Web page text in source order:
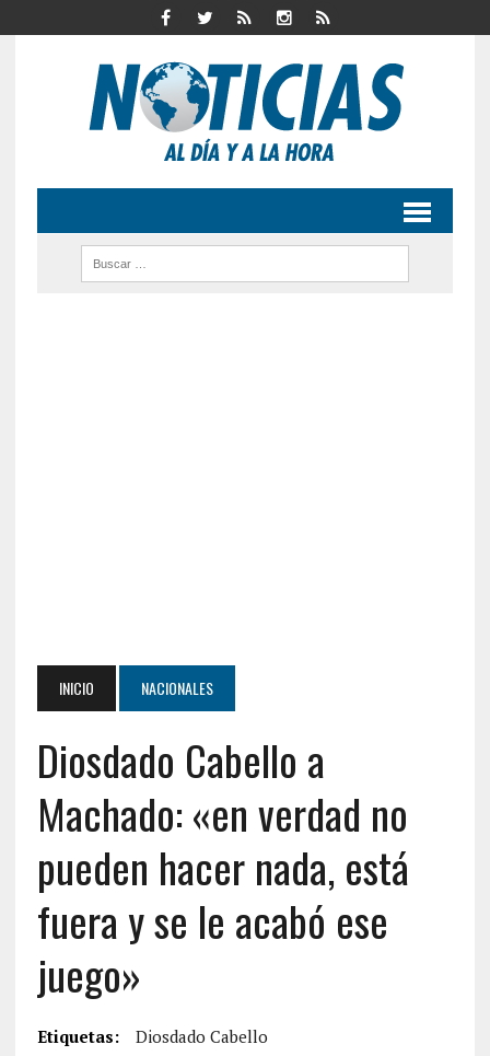
INICIO NACIONALES
Diosdado Cabello a
Machado: «en verdad no
pueden hacer nada, está
fuera y se le acabó ese
juego»
Etiquetas:
Diosdado Cabello